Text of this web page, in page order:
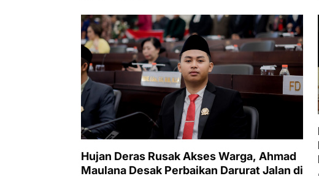
Hujan Deras Rusak Akses Warga, Ahmad
Maulana Desak Perbaikan Darurat Jalan di